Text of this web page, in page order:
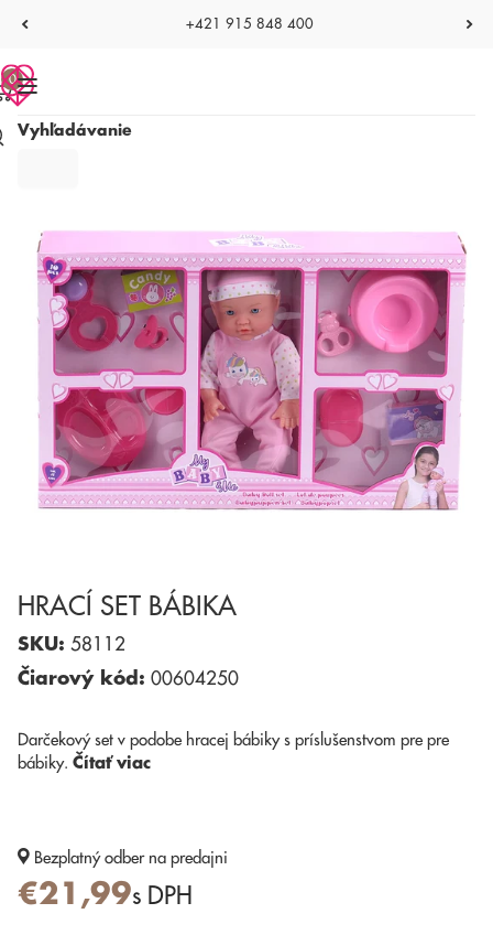
+421 915 848 400
Vyhľadávanie
0
HRACÍ SET BÁBIKA
SKU: 58112
Čiarový kód: 00604250
Darčekový set v podobe hracej bábiky s príslušenstvom pre pre
bábiky. Čítať viac
Bezplatný odber na predajni
€21,99s DPH